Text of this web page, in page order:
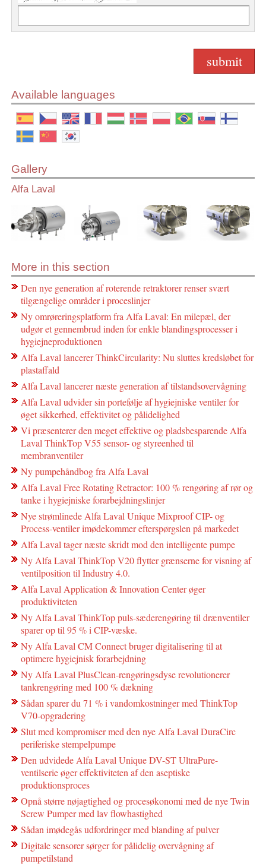
Available languages
Gallery
Alfa Laval
More in this section
Den nye generation af roterende retraktorer renser svært
tilgængelige områder i proceslinjer
Ny omrøreringsplatform fra Alfa Laval: En milepæl, der
udgør et gennembrud inden for enkle blandingsprocesser i
hygiejneproduktionen
Alfa Laval lancerer ThinkCircularity: Nu sluttes kredsløbet for
plastaffald
Alfa Laval lancerer næste generation af tilstandsovervågning
Alfa Laval udvider sin portefølje af hygiejniske ventiler for
øget sikkerhed, effektivitet og pålidelighed
Vi præsenterer den meget effektive og pladsbesparende Alfa
Laval ThinkTop V55 sensor- og styreenhed til
membranventiler
Ny pumpehåndbog fra Alfa Laval
Alfa Laval Free Rotating Retractor: 100 % rengøring af rør og
tanke i hygiejniske forarbejdningslinjer
Nye strømlinede Alfa Laval Unique Mixproof CIP- og
Process-ventiler imødekommer efterspørgslen på markedet
Alfa Laval tager næste skridt mod den intelligente pumpe
Ny Alfa Laval ThinkTop V20 flytter grænserne for visning af
ventilposition til Industry 4.0.
Alfa Laval Application & Innovation Center øger
produktiviteten
Ny Alfa Laval ThinkTop puls-sæderengøring til drænventiler
sparer op til 95 % i CIP-væske.
Ny Alfa Laval CM Connect bruger digitalisering til at
optimere hygiejnisk forarbejdning
Ny Alfa Laval PlusClean-rengøringsdyse revolutionerer
tankrengøring med 100 % dækning
Sådan sparer du 71 % i vandomkostninger med ThinkTop
V70-opgradering
Slut med kompromiser med den nye Alfa Laval DuraCirc
periferiske stempelpumpe
Den udvidede Alfa Laval Unique DV-ST UltraPure-
ventilserie øger effektiviteten af den aseptiske
produktionsproces
Opnå større nøjagtighed og procesøkonomi med de nye Twin
Screw Pumper med lav flowhastighed
Sådan imødegås udfordringer med blanding af pulver
Digitale sensorer sørger for pålidelig overvågning af
pumpetilstand